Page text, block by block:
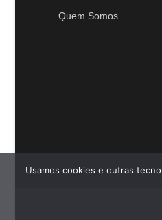
Quem Somos
Usamos cookies e outras